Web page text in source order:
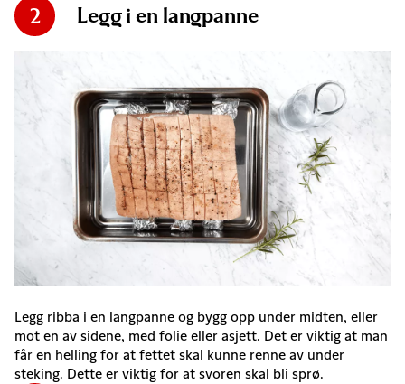
2 Legg i en langpanne
Legg ribba i en langpanne og bygg opp under midten, eller
mot en av sidene, med folie eller asjett. Det er viktig at man
får en helling for at fettet skal kunne renne av under
steking. Dette er viktig for at svoren skal bli sprø.